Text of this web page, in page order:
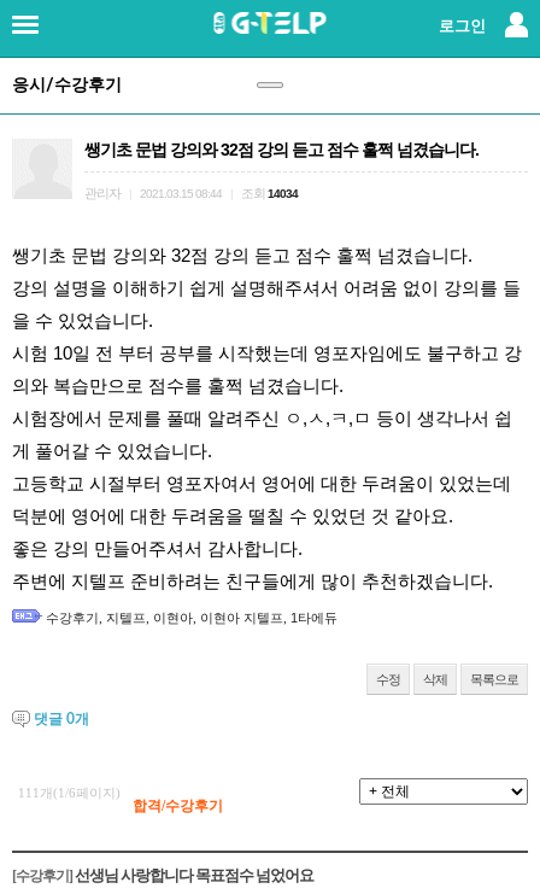
로그인
×
로그인|회원가입
지텔프란?
단과강좌
교재
레벨테스트
응시/수강후기(147)
수강평
응시/수강후기
쌩기초 문법 강의와 32점 강의 듣고 점수 훌쩍 넘겼습니다.
관리자 2021.03.15 08:44 조회 14034
쌩기초 문법 강의와 32점 강의 듣고 점수 훌쩍 넘겼습니다.
강의 설명을 이해하기 쉽게 설명해주셔서 어려움 없이 강의를 들
을 수 있었습니다.
시험 10일 전 부터 공부를 시작했는데 영포자임에도 불구하고 강
의와 복습만으로 점수를 훌쩍 넘겼습니다.
시험장에서 문제를 풀때 알려주신 ㅇ,ㅅ,ㅋ,ㅁ 등이 생각나서 쉽
게 풀어갈 수 있었습니다.
고등학교 시절부터 영포자여서 영어에 대한 두려움이 있었는데
덕분에 영어에 대한 두려움을 떨칠 수 있었던 것 같아요.
좋은 강의 만들어주셔서 감사합니다.
주변에 지텔프 준비하려는 친구들에게 많이 추천하겠습니다.
수강후기 지텔프 이현아 이현아 지텔프 1타에듀
수정 삭제 목록으로
댓글 0개
합격/수강후기
111개(1/6페이지)
[수강후기] 선생님 사랑합니다 목표점수 넘었어요